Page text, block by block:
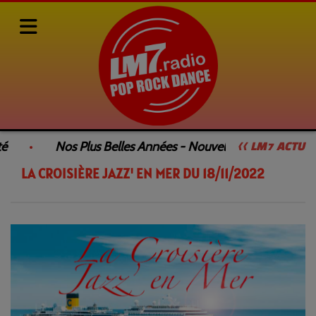
<< LM7 ACTU
Nos Plus Belles Années - Nouvelle Émission
Rediffusions de nos émissions LA CROISIÈRE JAZZ' EN MER
LA CROISIÈRE JAZZ' EN MER DU 18/11/2022